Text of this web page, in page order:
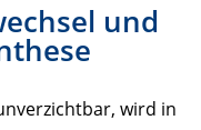
und
wird in